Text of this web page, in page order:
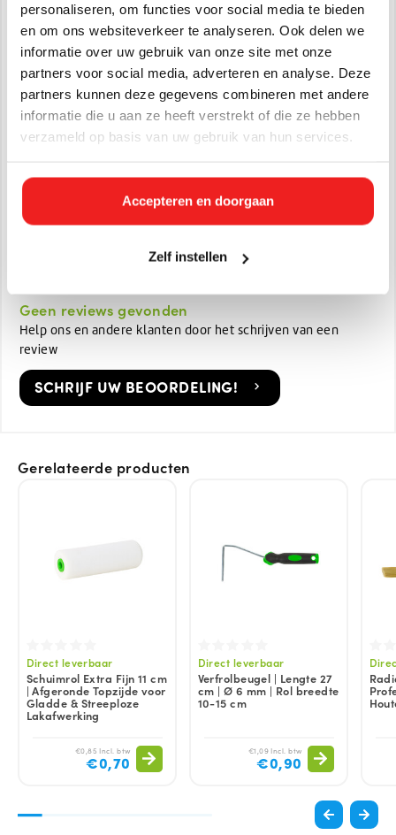
personaliseren, om functies voor social media te bieden
en om ons websiteverkeer te analyseren. Ook delen we
informatie over uw gebruik van onze site met onze
partners voor social media, adverteren en analyse. Deze
partners kunnen deze gegevens combineren met andere
informatie die u aan ze heeft verstrekt of die ze hebben
verzameld op basis van uw gebruik van hun services.
Accepteren en doorgaan
Zelf instellen
Deze verfrolbeugel is geschikt voor zowel professionele
schilders als doe-het-zelvers die streven naar een perfect
afgewerkt resultaat. Of je nu grote oppervlakken wilt
schilderen of kleinere details wilt aanpakken, deze
verfrolbeugel is de ideale keuze voor elke schilderklus.
Specificaties
8715268016039
Afmetingen:
0.15 kg
Geen reviews gevonden
Help ons en andere klanten door het schrijven van een
review
SCHRIJF UW BEOORDELING!
Gerelateerde producten
Direct leverbaar
Schuimrol Extra Fijn 11 cm
| Afgeronde Topzijde voor
Gladde & Streeploze
Lakafwerking
€0,85 Incl. btw
€0,70
Direct leverbaar
Verfrolbeugel | Lengte 27
cm | Ø 6 mm | Rol breedte
10-15 cm
€1,09 Incl. btw
€0,90